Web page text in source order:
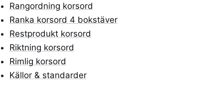
Rangordning korsord
Ranka korsord 4 bokstäver
Restprodukt korsord
Riktning korsord
Rimlig korsord
Källor & standarder